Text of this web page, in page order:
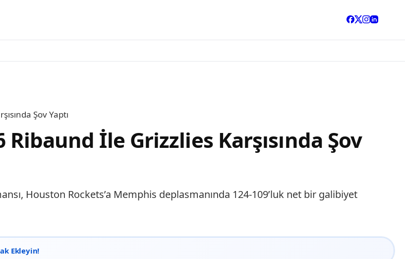
Şov Yaptı
İle Grizzlies Karşısında Şov
Houston Rockets’a Memphis deplasmanında 124-109’luk net bir galibiyet
Ekleyin!